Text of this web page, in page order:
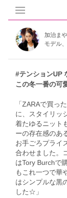
加治ま
モデル
#テンションUP
この冬一番の可
「ZARAで買っ
に、スタイリッ
着たゆるニット
ーの存在感のあ
お手ごろプライ
合わせました。
はTory Burchで
もこれ一つで華
はシンプルな黒
した☆」